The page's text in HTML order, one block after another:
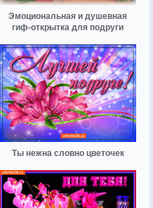
Эмоциональная и душевная
гиф-открытка для подруги
Ты нежна словно цветочек